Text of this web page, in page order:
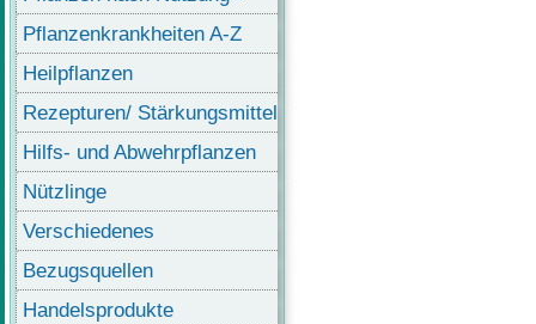
Pflanzenkrankheiten A-Z
Heilpflanzen
Rezepturen/ Stärkungsmittel
Hilfs- und Abwehrpflanzen
Nützlinge
Verschiedenes
Bezugsquellen
Handelsprodukte